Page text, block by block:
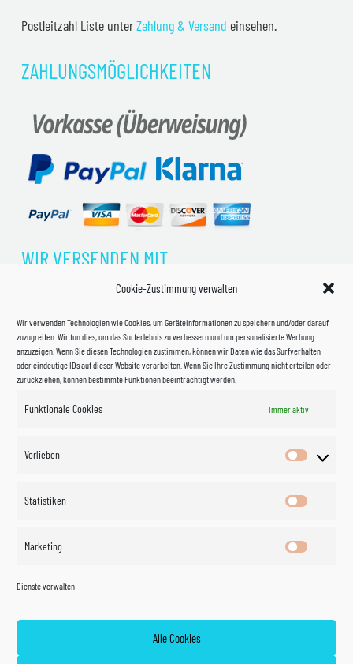
Cookie-Zustimmung verwalten
Wir verwenden Technologien wie Cookies, um Geräteinformationen zu speichern und/oder darauf
zuzugreifen. Wir tun dies, um das Surferlebnis zu verbessern und um personalisierte Werbung
anzuzeigen. Wenn Sie diesen Technologien zustimmen, können wir Daten wie das Surfverhalten
oder eindeutige IDs auf dieser Website verarbeiten. Wenn Sie Ihre Zustimmung nicht erteilen oder
zurückziehen, können bestimmte Funktionen beeinträchtigt werden.
Funktionale Cookies Immer aktiv
Vorlieben
Vorlieben
Statistiken
Marketing
Dienste verwalten
Alle Cookies
Postleitzahl Liste unterZahlung & Versand einsehen.
ZAHLUNGSMÖGLICHKEITEN
WIR VERSENDEN MIT
©